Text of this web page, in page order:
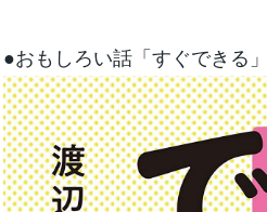
●おもしろい話「すぐできる